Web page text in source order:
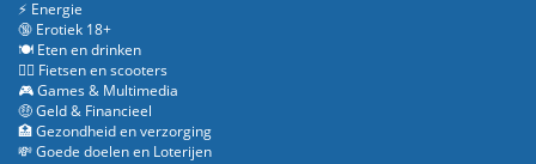
⚡ Energie
🔞 Erotiek 18+
🍽️ Eten en drinken
🚴‍♂️ Fietsen en scooters
🎮 Games & Multimedia
🤑 Geld & Financieel
🏥 Gezondheid en verzorging
💸 Goede doelen en Loterijen